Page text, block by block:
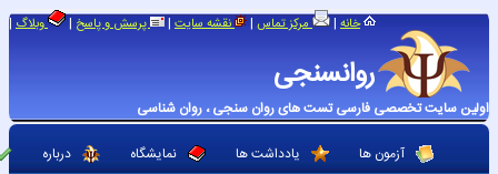
روانسنجی
اولین سایت تخصصی فارسی تست های روان سنجی ، روان شناسی
خانه | مرکز تماس | نقشه سایت | پرسش و پاسخ | وبلاگ |
آزمون ها یادداشت ها نمایشگاه درباره